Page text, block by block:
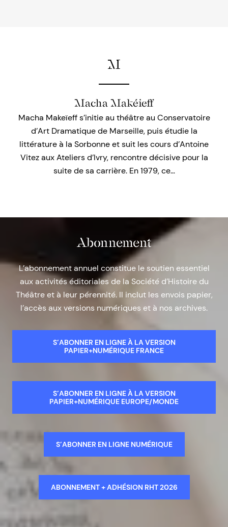
M
Macha Makéieff
Macha Makeïeff s’initie au théâtre au Conservatoire
d’Art Dramatique de Marseille, puis étudie la
littérature à la Sorbonne et suit les cours d’Antoine
Vitez aux Ateliers d’Ivry, rencontre décisive pour la
suite de sa carrière. En 1979, ce…
Abonnement
L’abonnement annuel constitue le soutien essentiel
aux activités éditoriales de la Société d’Histoire du
Théâtre et à leur pérennité. Il inclut les envois papier,
l’accès aux versions numériques et à nos archives.
S’ABONNER EN LIGNE À LA VERSION
PAPIER+NUMÉRIQUE FRANCE
S’ABONNER EN LIGNE À LA VERSION
PAPIER+NUMÉRIQUE EUROPE/MONDE
S’ABONNER EN LIGNE NUMÉRIQUE
ABONNEMENT + ADHÉSION RHT 2026